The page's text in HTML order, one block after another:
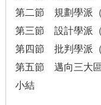
第二節 規劃學派（
第三節 設計學派（
第四節 批判學派（
第五節 邁向三大
小結